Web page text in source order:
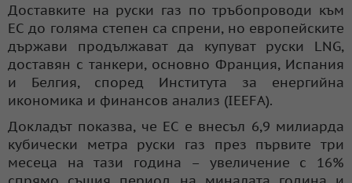
Доставките на руски газ по тръбопроводи към
ЕС до голяма степен са спрени, но европейските
държави продължават да купуват руски LNG,
доставян с танкери, основно Франция, Испания
и Белгия, според Института за енергийна
икономика и финансов анализ (IEEFA).
Докладът показва, че ЕС е внесъл 6,9 милиарда
кубически метра руски газ през първите три
месеца на тази година – увеличение с 16%